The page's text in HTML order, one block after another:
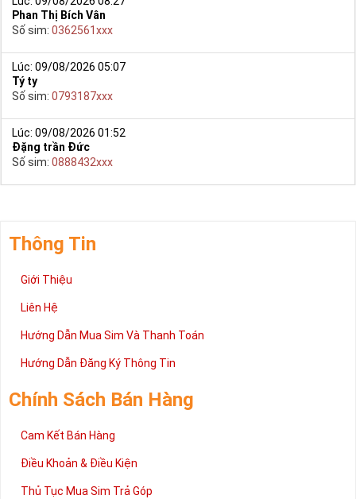
mua sim số tại Sim Tiền Giang nhanh chóng nhất.
Chúc quý khách tìm được chiếc sim Tứ quý 2 như ý!
Xin cám ơn và hân hạnh được phục vụ!
Phan Thị Bích Vân
Số sim: 0362561xxx
Lúc: 09/08/2026 05:07
Tý ty
Số sim: 0793187xxx
Lúc: 09/08/2026 01:52
Đặng trần Đức
Số sim: 0888432xxx
Thông Tin
Giới Thiệu
Liên Hệ
Hướng Dẫn Mua Sim Và Thanh Toán
Hướng Dẫn Đăng Ký Thông Tin
Chính Sách Bán Hàng
Cam Kết Bán Hàng
Điều Khoản & Điều Kiện
Thủ Tục Mua Sim Trả Góp